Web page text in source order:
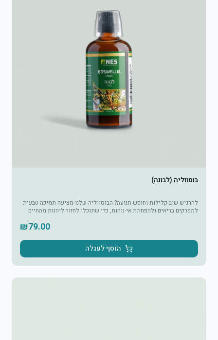
בוסווליה (לבונה)
להרגיש שוב קלילות וחופש תנועה? הבוסווליה שלנו מציעה תמיכה טבעית
למפרקים בריאים ולהפחתת אי-נוחות, כדי שתוכלי לחזור ליהנות מהחיים
₪79.00
הוסף לעגלה